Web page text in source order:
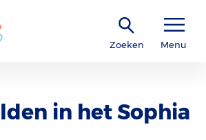
Zoeken Menu
in het Sophia